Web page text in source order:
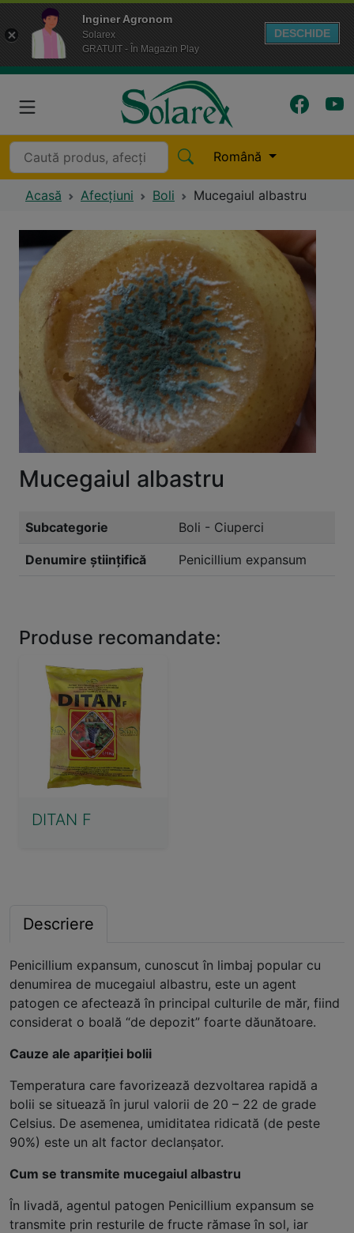
Inginer Agronom
Solarex
GRATUIT - În Magazin Play
DESCHIDE
Română
Acasă Afecțiuni Boli Mucegaiul albastru
Mucegaiul albastru
Subcategorie Boli - Ciuperci
Denumire științifică Penicillium expansum
Produse recomandate:
DITAN F
Descriere
Penicillium expansum, cunoscut în limbaj popular cu
denumirea de mucegaiul albastru, este un agent
patogen ce afectează în principal culturile de măr, fiind
considerat o boală “de depozit” foarte dăunătoare.
Cauze ale apariției bolii
Temperatura care favorizează dezvoltarea rapidă a
bolii se situează în jurul valorii de 20 – 22 de grade
Celsius. De asemenea, umiditatea ridicată (de peste
90%) este un alt factor declanșator.
Cum se transmite mucegaiul albastru
În livadă, agentul patogen Penicillium expansum se
transmite prin resturile de fructe rămase în sol, iar